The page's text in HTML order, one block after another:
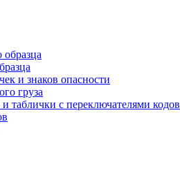
и знаков опасности
груза
таблички с переключателями кодов